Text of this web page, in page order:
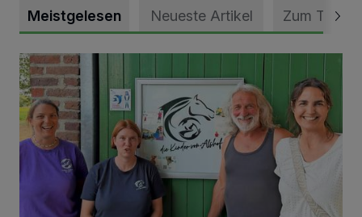
Meistgelesen Neueste Artikel Zum Thema
Vorbildlicher Einsatz für den Artenschutz gewürdigt